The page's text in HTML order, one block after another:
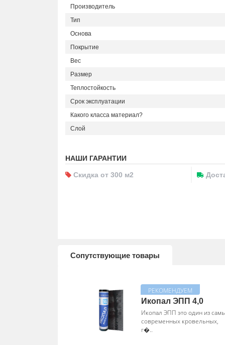
Производитель
Тип
Основа
Покрытие
Вес
Размер
Теплостойкость
Срок эксплуатации
Какого класса материал?
Слой
НАШИ ГАРАНТИИ
Скидка от 300 м2
Сопутствующие товары
Икопал ЭПП 4,0
Икопал ЭПП это один из
современных кровельных,
г�..